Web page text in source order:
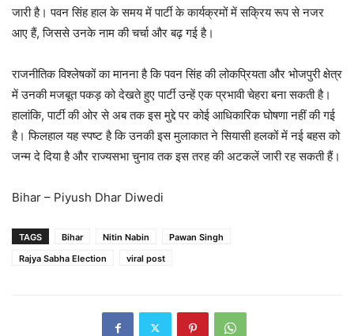
जारी है। पवन सिंह हाल के समय में पार्टी के कार्यक्रमों में सक्रिय रूप से नजर
आए हैं, जिससे उनके नाम की चर्चा और बढ़ गई है।
राजनीतिक विश्लेषकों का मानना है कि पवन सिंह की लोकप्रियता और भोजपुरी क्षेत्र
में उनकी मजबूत पकड़ को देखते हुए पार्टी उन्हें एक प्रभावी चेहरा बना सकती है।
हालांकि, पार्टी की ओर से अब तक इस मुद्दे पर कोई आधिकारिक घोषणा नहीं की गई
है। फिलहाल यह स्पष्ट है कि उनकी इस मुलाकात ने सियासी हलकों में नई बहस को
जन्म दे दिया है और राज्यसभा चुनाव तक इस तरह की अटकलें जारी रह सकती हैं।
Bihar – Piyush Dhar Diwedi
TAGS Bihar Nitin Nabin
Pawan Singh
Rajya Sabha Election
viral post